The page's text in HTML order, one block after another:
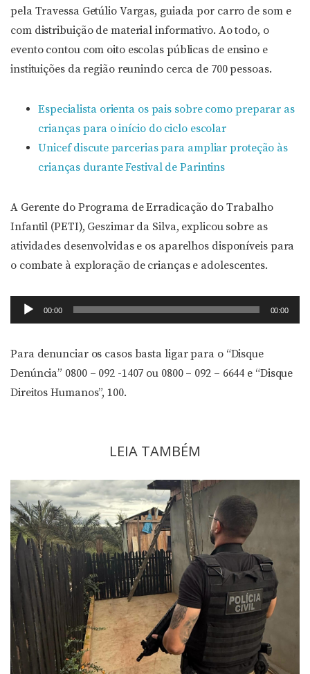
pela Travessa Getúlio Vargas, guiada por carro de som e
com distribuição de material informativo. Ao todo, o
evento contou com oito escolas públicas de ensino e
instituições da região reunindo cerca de 700 pessoas.
Especialista orienta os pais sobre como preparar as
crianças para o início do ciclo escolar
Unicef discute parcerias para ampliar proteção às
crianças durante Festival de Parintins
A Gerente do Programa de Erradicação do Trabalho
Infantil (PETI), Geszimar da Silva, explicou sobre as
atividades desenvolvidas e os aparelhos disponíveis para
o combate à exploração de crianças e adolescentes.
Tocador
de
00:00 00:00
Para denunciar os casos basta ligar para o “Disque
Denúncia” 0800 – 092 -1407 ou 0800 – 092 – 6644 e “Disque
Direitos Humanos”, 100.
LEIA TAMBÉM